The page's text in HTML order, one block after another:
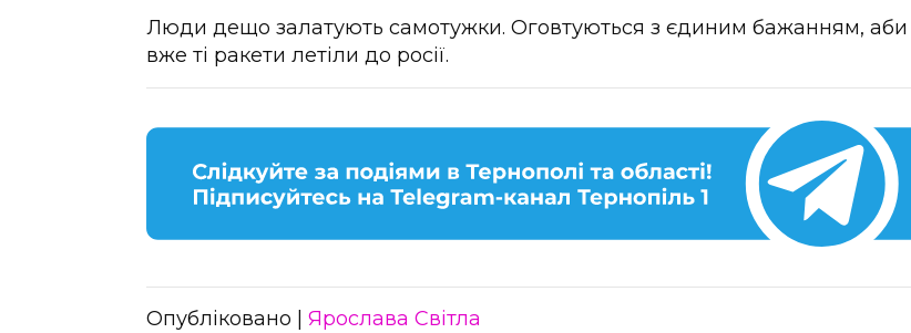
Люди дещо залатують самотужки. Оговтуються з єдиним бажанням, аби
вже ті ракети летіли до росії.
Опубліковано | Ярослава Світла